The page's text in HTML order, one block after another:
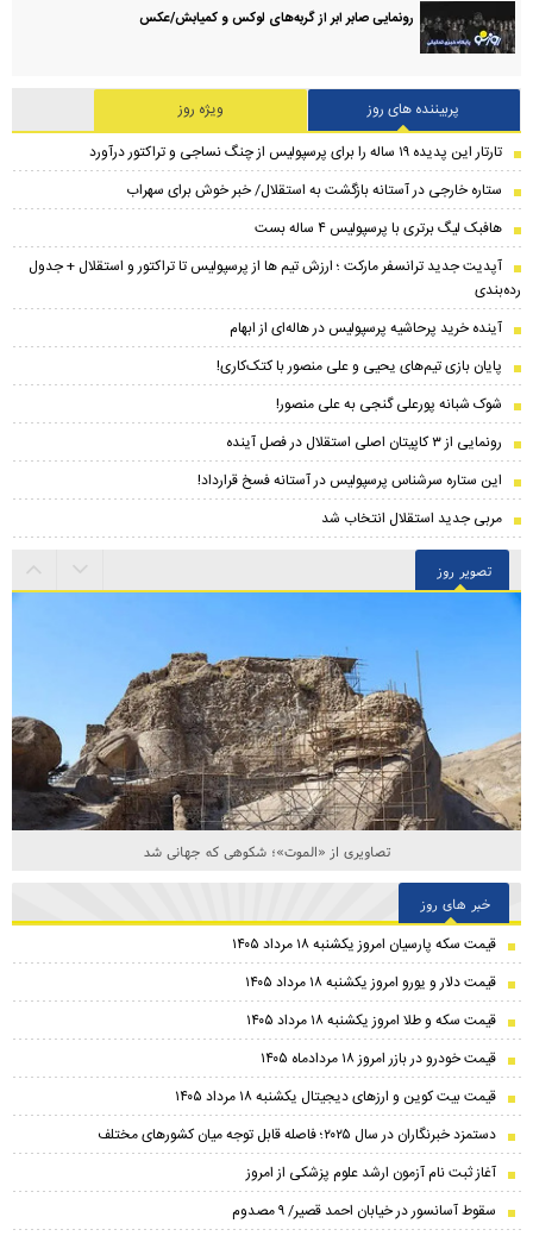
رونمایی صابر ابر از گربه‌های لوکس و کمیابش/عکس
پربیننده های روز
ویژه روز
تارتار این پدیده ۱۹ ساله را برای پرسپولیس از چنگ نساجی و تراکتور درآورد
ستاره خارجی در آستانه بازگشت به استقلال/ خبر خوش برای سهراب
هافبک لیگ برتری با پرسپولیس ۴ ساله بست
​آپدیت جدید ترانسفر مارکت ؛ ارزش تیم ها از پرسپولیس تا تراکتور و استقلال + جدول
رده‌بندی
آینده خرید پرحاشیه‌ پرسپولیس در هاله‌ای از ابهام
پایان بازی تیم‌های یحیی و علی منصور با کتک‌کاری!
شوک شبانه پورعلی گنجی به علی منصور!
رونمایی از ۳ کاپیتان اصلی استقلال در فصل آینده
این ستاره سرشناس پرسپولیس در آستانه فسخ قرارداد!
مربی جدید استقلال انتخاب شد
تصویر روز
تصاویری از «الموت»؛ شکوهی که جهانی شد
خبر های روز
قیمت سکه پارسیان امروز یکشنبه ۱۸ مرداد ۱۴۰۵
قیمت دلار و یورو امروز یکشنبه ۱۸ مرداد ۱۴۰۵
قیمت سکه و طلا امروز یکشنبه ۱۸ مرداد ۱۴۰۵
قیمت خودرو در بازر امروز ۱۸ مردادماه ۱۴۰۵
قیمت بیت کوین و ارز‌های دیجیتال یکشنبه ۱۸ مرداد ۱۴۰۵
دستمزد خبرنگاران در سال ۲۰۲۵؛ فاصله قابل توجه میان کشورهای مختلف
آغاز ثبت نام آزمون ارشد علوم پزشکی از امروز
سقوط آسانسور در خیابان احمد قصیر/ ۹ مصدوم